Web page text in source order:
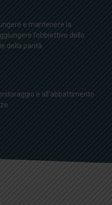
e mantenere la
l’obbiettivo dello
della parità
e all'abbattimento